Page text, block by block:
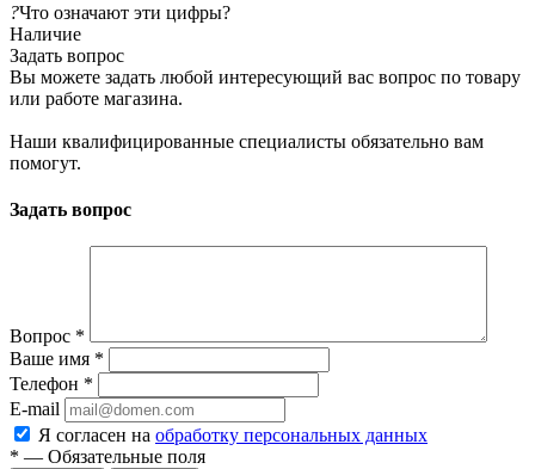
?Что означают эти цифры?
Наличие
Задать вопрос
Вы можете задать любой интересующий вас вопрос по товару
или работе магазина.
Наши квалифицированные специалисты обязательно вам
помогут.
Задать вопрос
Вопрос *
Ваше имя *
Телефон *
E-mail
Я согласен на обработку персональных данных
* — Обязательные поля